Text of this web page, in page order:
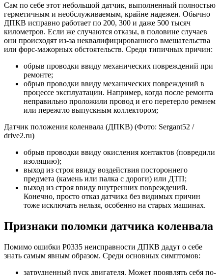
Сам по себе этот небольшой датчик, выполненный полностью
герметичным и необслуживаемым, крайне надежен. Обычно
ДПКВ исправно работает по 200, 300 и даже 500 тысяч
километров. Если же случаются отказы, в половине случаев
они происходят из-за неквалифицированного вмешательства
или форс-мажорных обстоятельств. Среди типичных причин:
обрыв проводки ввиду механических повреждений при
ремонте;
обрыв проводки ввиду механических повреждений в
процессе эксплуатации. Например, когда после ремонта
неправильно проложили провод и его перетерло ремнем
или пережгло выпускным коллектором;
Датчик положения коленвала (ДПКВ) (Фото: Sergant52 /
drive2.ru)
обрыв проводки ввиду окисления контактов (повредили
изоляцию);
выход из строя ввиду воздействия постороннего
предмета (камень или палка с дороги) или ДТП;
выход из строя ввиду внутренних повреждений.
Конечно, просто отказ датчика без видимых причин
тоже исключать нельзя, особенно на старых машинах.
Признаки поломки датчика коленвала
Помимо ошибки P0335 неисправности ДПКВ дадут о себе
знать самым явным образом. Среди основных симптомов:
затрудненный пуск двигателя. Может проявлять себя по-